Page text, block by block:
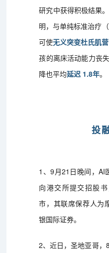
研究中获得积极结果
明，与单纯标准治疗
可使无义突变杜氏肌
孩的离床活动能力丧失
降也平均延迟 1.8年。
投
1、9月21日晚间，AI
向港交所提交招股
市，其联席保荐人为
银国际证券。
2、近日，圣地亚哥